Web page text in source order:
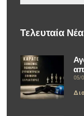
Τελευταία Νέα
05/